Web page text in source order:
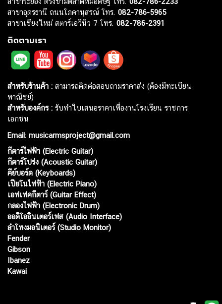
สาขาอุดรธานี ถนนโภคานุสรณ์ โทร. 082-786-5965
สาขาเชียงใหม่ สตาร์เอวีนิว 7 โทร. 082-786-2391
ติดตามเรา
สำหรับร้านค้า : สามารถติดต่อสอบถามราคาส่ง (ต้องมีทะเบียน
พาณิชย์)
สำหรับองค์กร : รับทำใบเสนอราคาเพื่องานโรงเรียน ราชการ
เอกชน
Email: musicarmsproject@gmail.com
กีตาร์ไฟฟ้า (Electric Guitar)
กีตาร์โปร่ง (Acoustic Guitar)
คีย์บอร์ด (Keyboards)
เปียโนไฟฟ้า (Electric Piano)
เอฟเฟคกีตาร์ (Guitar Effect)
กลองไฟฟ้า (Electronic Drum)
ออดิโออินเตอร์เฟส (Audio Interface)
ลำโพงมอนิเตอร์ (Studio Monitor)
Fender
Gibson
Ibanez
Kawai